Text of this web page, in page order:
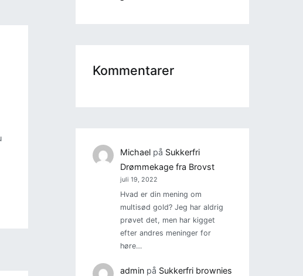
Kommentarer
Michaelpå Sukkerfri
Drømmekage fra Brovst
juli 19, 2022
Hvad er din mening om
multisød gold? Jeg har aldrig
prøvet det, men har kigget
efter andres meninger for
høre…
adminpå Sukkerfri brownies